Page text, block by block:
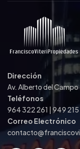
Dirección
Av. Alberto del Campo
Teléfonos
964 322 261 | 949
Correo Electrónico